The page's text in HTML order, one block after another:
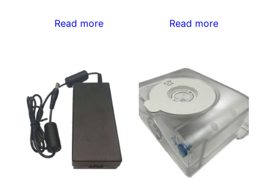
Read more Read more